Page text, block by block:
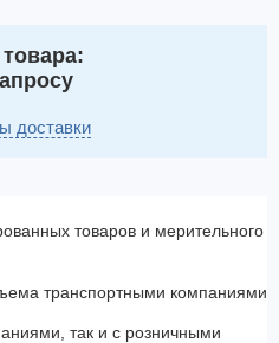
доставки
товаров и мерительного
транспортными компаниями
так и с розничными